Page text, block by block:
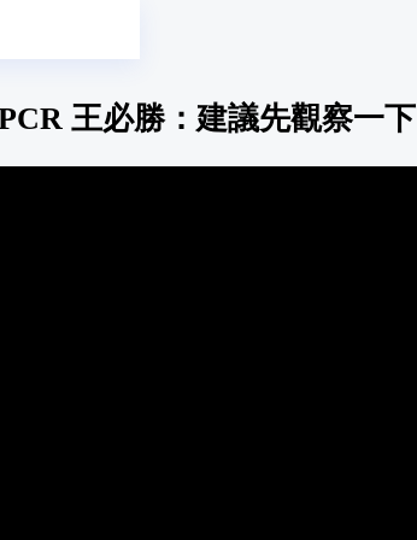
王必勝：建議先觀察一下